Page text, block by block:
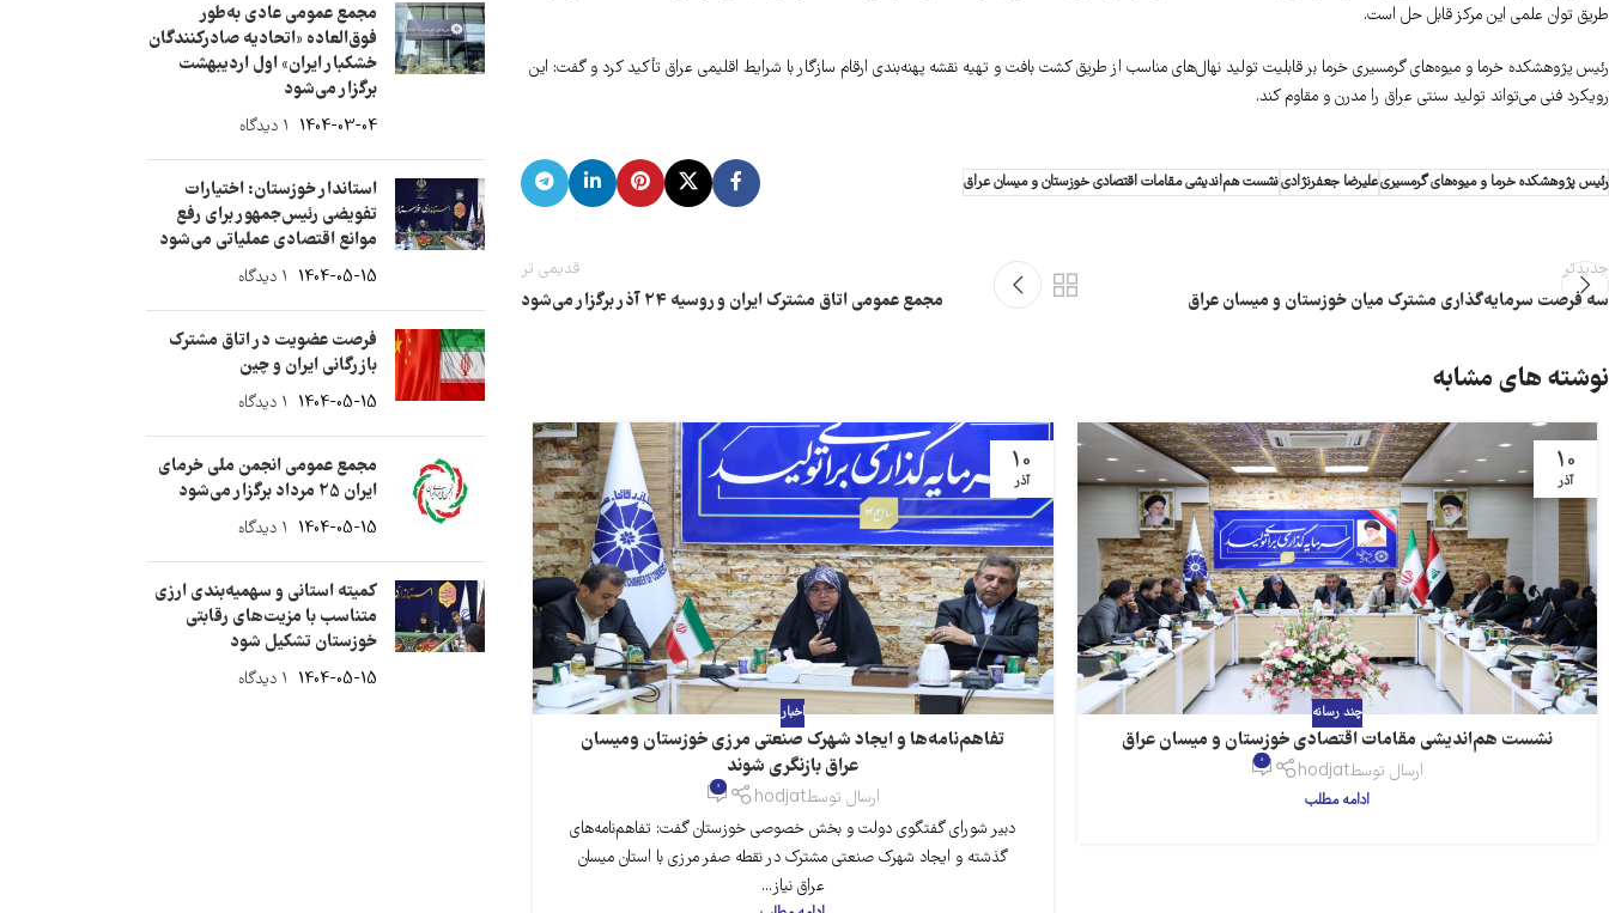
طریق توان علمی این مرکز قابل حل است.
رئیس پژوهشکده خرما و میوه‌های گرمسیری خرما بر قابلیت تولید نهال‌های مناسب از طریق کشت بافت و تهیه نقشه پهنه‌بندی ارقام سازگار با شرایط اقلیمی عراق تأکید کرد و گفت: این
رویکرد فنی می‌تواند تولید سنتی عراق را مدرن و مقاوم کند.
رئیس پژوهشکده خرما و میوه‌های گرمسیریعلیرضا جعفرنژادینشست هم‌اندیشی مقامات اقتصادی خوزستان و میسان عراق
جدیدتر
سه فرصت سرمایه‌گذاری مشترک میان خوزستان و میسان عراق
قدیمی تر
مجمع عمومی اتاق مشترک ایران و روسیه 24 آذر برگزار می‌شود
نوشته های مشابه
10
آذر
چند رسانه
نشست هم‌اندیشی مقامات اقتصادی خوزستان و میسان عراق
ارسال توسطhodjat
0
ادامه مطلب
10
آذر
اخبار
تفاهم‌نامه‌ها و ایجاد شهرک صنعتی مرزی خوزستان ومیسان
عراق بازنگری شوند
ارسال توسطhodjat
0
دبیر شورای گفتگوی دولت و بخش خصوصی خوزستان گفت: تفاهم‌نامه‌های
گذشته و ایجاد شهرک صنعتی مشترک در نقطه صفر مرزی با استان میسان
عراق نیاز...
مجمع عمومی عادی به‌طور
فوق‌العاده «اتحادیه صادرکنندگان
خشکبار ایران» اول اردیبهشت
برگزار می‌شود
1404-03-04 ۱ دیدگاه
استاندار خوزستان: اختیارات
تفویضی رئیس‌جمهور برای رفع
موانع اقتصادی عملیاتی می‌شود
1404-05-15 ۱ دیدگاه
فرصت عضویت در اتاق مشترک
بازرگانی ایران و چین
1404-05-15 ۱ دیدگاه
مجمع عمومی انجمن ملی خرمای
ایران 25 مرداد برگزار می‌شود
1404-05-15 ۱ دیدگاه
کمیته استانی و سهمیه‌بندی ارزی
متناسب با مزیت‌های رقابتی
خوزستان تشکیل شود
1404-05-15 ۱ دیدگاه